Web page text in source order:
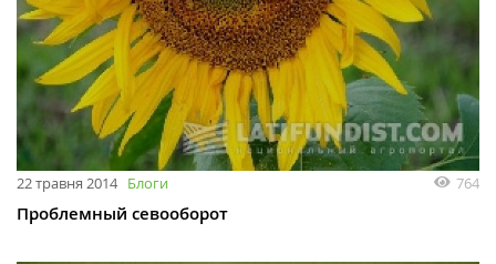
22 травня 2014 Блоги 764
Проблемный севооборот